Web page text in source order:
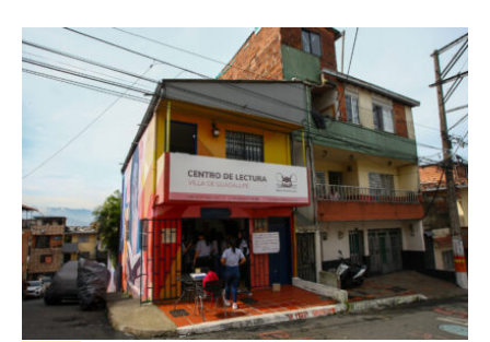
Contrataciones
Aportantes
Explora
¿En qué consiste el beneficio tributario que
promueve CoCrea?
Proyectos estratégicos
Cumbre del Jaguar
Ciudadanos del Río
Proyectos